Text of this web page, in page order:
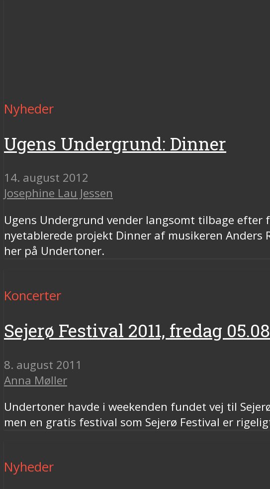
Nyheder
Ugens Undergrund: Dinner
14. august 2012
Josephine Lau Jessen
Ugens Undergrund vender langsomt tilbage
nyetablerede projekt Dinner af musikeren
her på Undertoner.
Koncerter
Sejerø Festival 2011, fredag
8. august 2011
Anna Møller
Undertoner havde i weekenden fundet vej til
men en gratis festival som Sejerø Festival er
Nyheder